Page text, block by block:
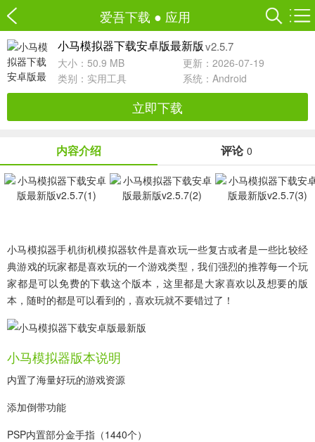
爱吾下载 ● 应用
小马模拟器下载安卓版最新版 v2.5.7
大小：50.9 MB
更新：2026-07-19
类别： 实用工具 系统：Android
立即下载
内容介绍 评论 0
小马模拟器手机街机模拟器软件是喜欢玩一些复古或者是一些比较经
典游戏的玩家都是喜欢玩的一个游戏类型，我们强烈的推荐每一个玩
家都是可以免费的下载这个版本，这里都是大家喜欢以及想要的版
本，随时的都是可以看到的，喜欢玩就不要错过了！
小马模拟器版本说明
内置了海量好玩的游戏资源
添加倒带功能
PSP内置部分金手指（1440个）